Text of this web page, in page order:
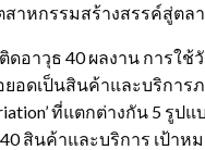
สาหกรรมสร้างสรรค์สู่ตล
ติดอาวุธ 40 ผลงาน การใ
อดเป็นสินค้าและบริการภ
ที่แตกต่างกัน 5 รูปแ
สินค้าและบริการ เป้าห